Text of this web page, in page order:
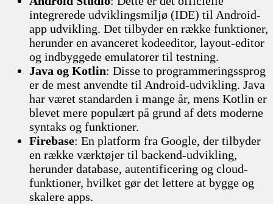
integrerede udviklingsmiljø (IDE) til Android-
app udvikling. Det tilbyder en række funktioner,
herunder en avanceret kodeeditor, layout-editor
og indbyggede emulatorer til testning.
Java og Kotlin: Disse to programmeringssprog
er de mest anvendte til Android-udvikling. Java
har været standarden i mange år, mens Kotlin er
blevet mere populært på grund af dets moderne
syntaks og funktioner.
Firebase: En platform fra Google, der tilbyder
en række værktøjer til backend-udvikling,
herunder database, autentificering og cloud-
funktioner, hvilket gør det lettere at bygge og
skalere apps.